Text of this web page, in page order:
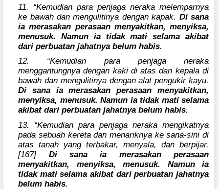
11. “Kemudian para penjaga neraka melemparnya
ke bawah dan mengulitinya dengan kapak. Di sana
ia merasakan perasaan menyakitkan, menyiksa,
menusuk. Namun ia tidak mati selama akibat
dari perbuatan jahatnya belum habis.
12. “Kemudian para penjaga neraka
menggantungnya dengan kaki di atas dan kepala di
bawah dan mengulitinya dengan alat pengukir kayu.
Di sana ia merasakan perasaan menyakitkan,
menyiksa, menusuk. Namun ia tidak mati selama
akibat dari perbuatan jahatnya belum habis.
13. “Kemudian para penjaga neraka mengikatnya
pada sebuah kereta dan menariknya ke sana-sini di
atas tanah yang terbakar, menyala, dan berpijar.
[167] Di sana ia merasakan perasaan
menyakitkan, menyiksa, menusuk. Namun ia
tidak mati selama akibat dari perbuatan jahatnya
belum habis.